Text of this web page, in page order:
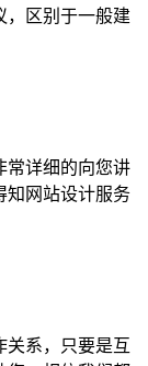
，区别于一般建
常详细的向您讲
知网站设计服务
关系，只要是互